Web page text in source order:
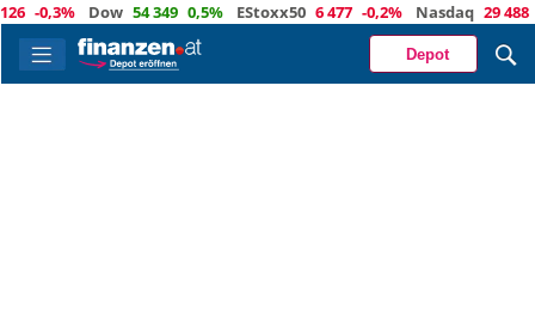
Dow 54 349 0,5% EStoxx50 6 477 -0,2% Nasdaq 29 488 -
Depot